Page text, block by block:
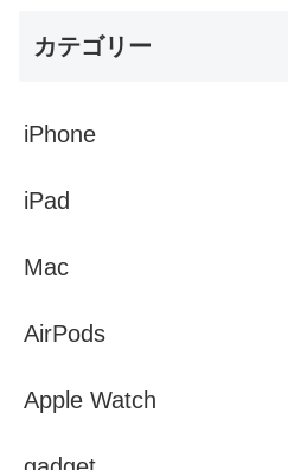
カテゴリー
iPhone
iPad
Mac
AirPods
Apple Watch